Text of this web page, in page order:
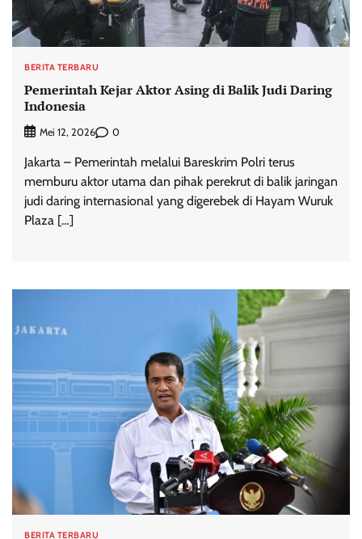
BERITA TERBARU
Pemerintah Kejar Aktor Asing di Balik Judi Daring
Indonesia
Mei 12, 2026 0
Jakarta – Pemerintah melalui Bareskrim Polri terus
memburu aktor utama dan pihak perekrut di balik jaringan
judi daring internasional yang digerebek di Hayam Wuruk
Plaza […]
BERITA TERBARU